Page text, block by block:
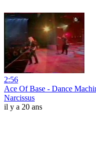
2:56
Ace Of Base - Dance
Narcissus
il y a 20 ans